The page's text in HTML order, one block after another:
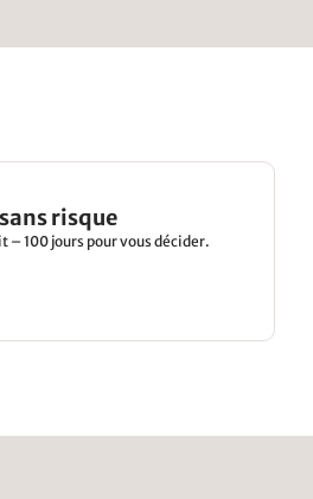
risque
– 100 jours pour vous décider.